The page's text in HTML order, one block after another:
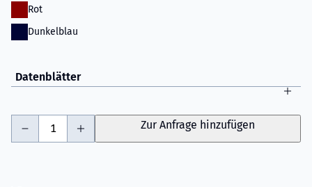
Rot
Dunkelblau
Datenblätter
Zur Anfrage hinzufügen